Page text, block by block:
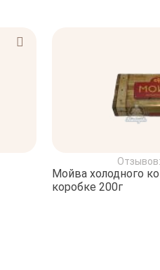
Мойва холодного
коробке 200г